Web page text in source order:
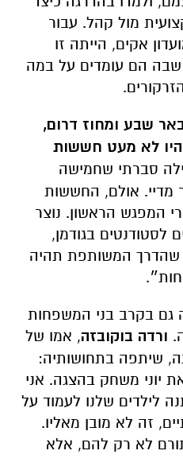
מול קהל. עבור
אקים, הייתה זו
הם עומדים על במה
שבע ומחוז דרום,
לא מעט חששות
סברתי שחמישה
מדיי. אולם, החששות
המפגש הראשון. נוצר
לסטודנטים בגודמן,
המשותפת תהיה
גם בקרב בני המשפחות
ורדה בוקובזה, אמו של
שיתפה בתחושותיה:
יוני משחק בהצגה. אני
לילדים שלנו לעמוד על
זה לא מובן מאליו.
לא רק להם, אלא